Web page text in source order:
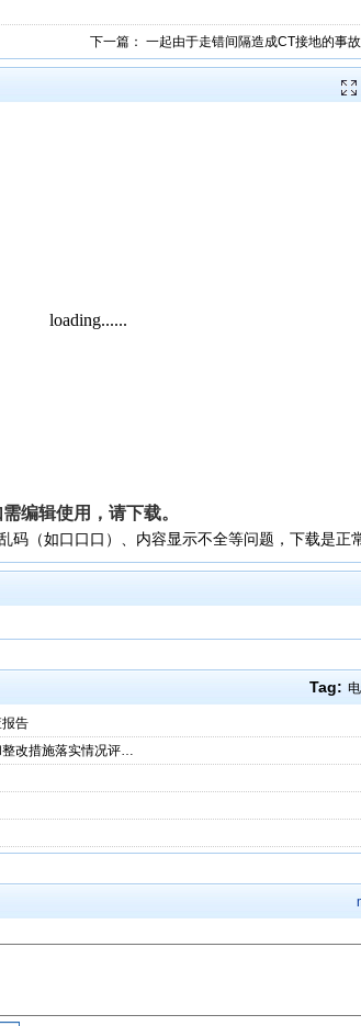
下一篇： 一起由于走错间隔造成CT接地的事故
需编辑使用，请下载。
码（如口口口）、内容显示不全等问题，下载是正
Tag:
报告
改措施落实情况评…